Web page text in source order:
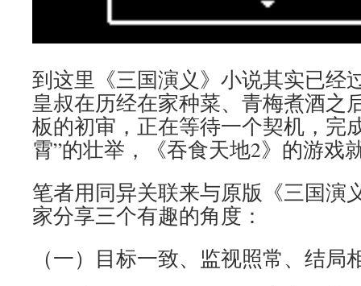
到这里《三国演义》小说其实已经
皇叔在历经在家种菜、青梅煮酒之
板的初审，正在等待一个契机，完
霄”的壮举，《吞食天地2》的游戏
笔者用同异关联来与原版《三国演
家分享三个有趣的角度：
（一）目标一致、监视照常、结局